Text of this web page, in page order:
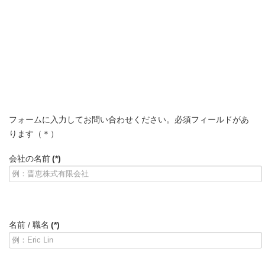
フォームに入力してお問い合わせください。必須フィールドがあ
ります（＊）
会社の名前(*)
名前 / 職名 (*)